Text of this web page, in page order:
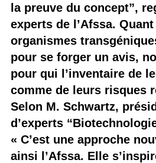
la preuve du concept”,
experts de l’Afssa.
organismes
pour se forger un avis,
pour qui l’inventaire de
comme de leurs risques
Selon M. Schwartz,
d’experts
« C’est une approche
ainsi l’Afssa. Elle